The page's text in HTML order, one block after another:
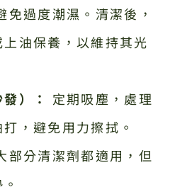
免過度潮濕。清潔後，
油保養，以維持其光
）：
定期吸塵，處理
，避免用力擦拭。
部分清潔劑都適用，但